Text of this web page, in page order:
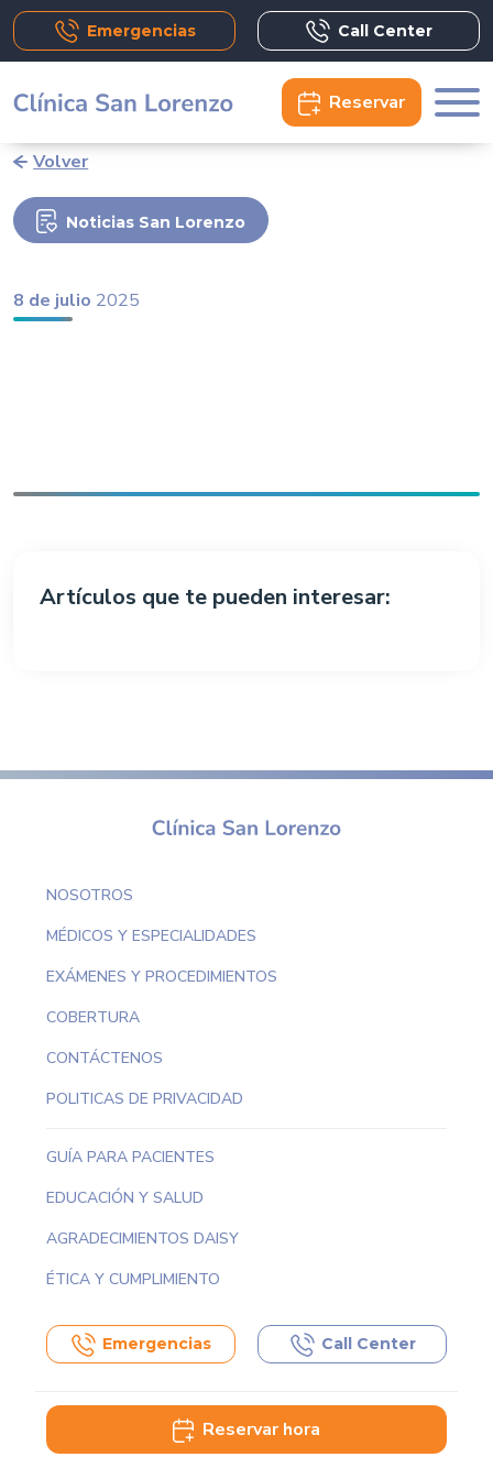
Emergencias Call Center
Reservar
Volver
Noticias San Lorenzo
8 de julio 2025
Artículos que te pueden interesar:
NOSOTROS
MÉDICOS Y ESPECIALIDADES
EXÁMENES Y PROCEDIMIENTOS
COBERTURA
CONTÁCTENOS
POLITICAS DE PRIVACIDAD
GUÍA PARA PACIENTES
EDUCACIÓN Y SALUD
AGRADECIMIENTOS DAISY
ÉTICA Y CUMPLIMIENTO
Emergencias Call Center
Reservar hora